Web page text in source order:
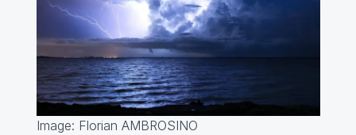
Image: Florian AMBROSINO